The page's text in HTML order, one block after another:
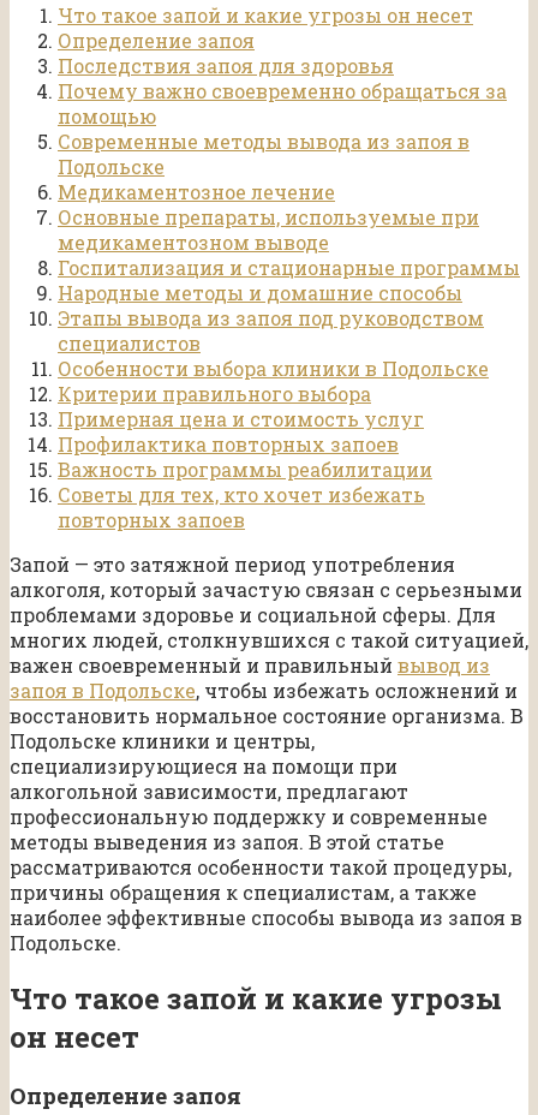
Что такое запой и какие угрозы он несет
Определение запоя
Последствия запоя для здоровья
Почему важно своевременно обращаться за
помощью
Современные методы вывода из запоя в
Подольске
Медикаментозное лечение
Основные препараты, используемые при
медикаментозном выводе
Госпитализация и стационарные программы
Народные методы и домашние способы
Этапы вывода из запоя под руководством
специалистов
Особенности выбора клиники в Подольске
Критерии правильного выбора
Примерная цена и стоимость услуг
Профилактика повторных запоев
Важность программы реабилитации
Советы для тех, кто хочет избежать
повторных запоев
Запой — это затяжной период употребления
алкоголя, который зачастую связан с серьезными
проблемами здоровье и социальной сферы. Для
многих людей, столкнувшихся с такой ситуацией,
важен своевременный и правильный вывод из
запоя в Подольске, чтобы избежать осложнений и
восстановить нормальное состояние организма. В
Подольске клиники и центры,
специализирующиеся на помощи при
алкогольной зависимости, предлагают
профессиональную поддержку и современные
методы выведения из запоя. В этой статье
рассматриваются особенности такой процедуры,
причины обращения к специалистам, а также
наиболее эффективные способы вывода из запоя в
Подольске.
Что такое запой и какие угрозы
он несет
Определение запоя